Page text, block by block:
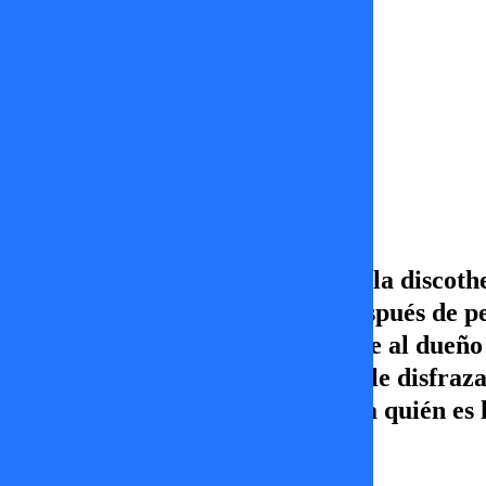
Cuando la guapa Karla pelea en la
marcas que le dejó en la cara después de
novio Mirko. Virginia que conoce al
hermana la salva y logra que baile
y engañar a Virginia sin que sepa quién